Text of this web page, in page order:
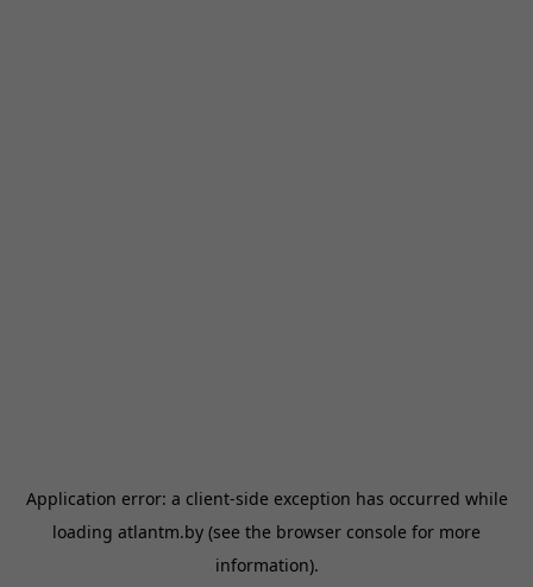
Application error: a client-side exception has occurred while
loading atlantm.by (see the browser console for more
information).